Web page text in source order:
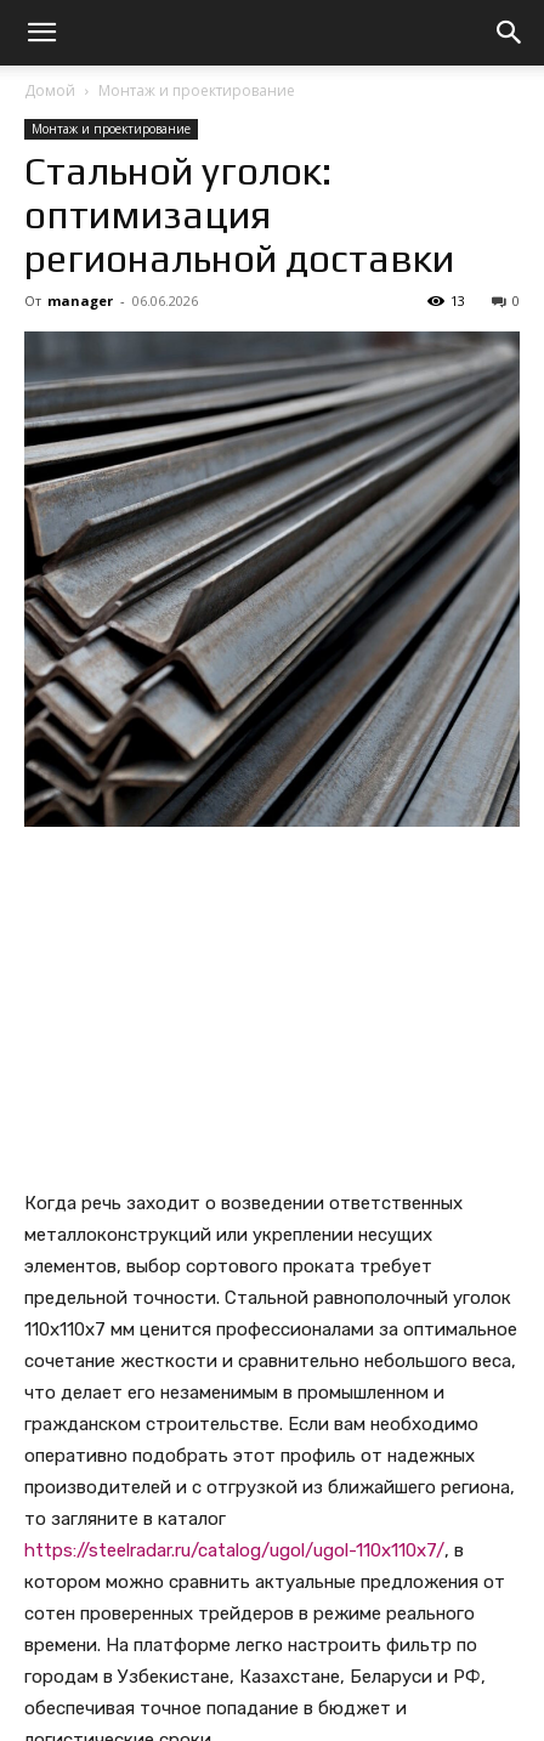
Домой Монтаж и проектирование
Монтаж и проектирование
Стальной уголок:
оптимизация
региональной доставки
От manager - 06.06.2026 0
13
Когда речь заходит о возведении ответственных
металлоконструкций или укреплении несущих
элементов, выбор сортового проката требует
предельной точности. Стальной равнополочный уголок
110х110х7 мм ценится профессионалами за оптимальное
сочетание жесткости и сравнительно небольшого веса,
что делает его незаменимым в промышленном и
гражданском строительстве. Если вам необходимо
оперативно подобрать этот профиль от надежных
производителей и с отгрузкой из ближайшего региона,
то загляните в каталог
https://steelradar.ru/catalog/ugol/ugol-110x110x7/, в
котором можно сравнить актуальные предложения от
сотен проверенных трейдеров в режиме реального
времени. На платформе легко настроить фильтр по
городам в Узбекистане, Казахстане, Беларуси и РФ,
обеспечивая точное попадание в бюджет и